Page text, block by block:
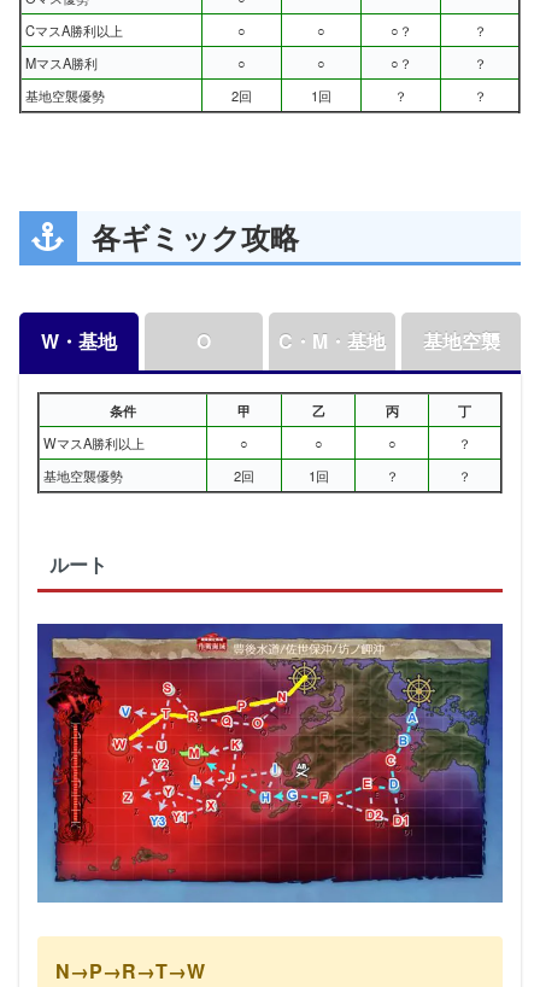
CマスA勝利以上
○ ○ ○？
？
MマスA勝利
○ ○ ○？
？
基地空襲優勢
2回 1回 ？ ？
各ギミック攻略
W・基地
条件 甲 乙 丙
丁
WマスA勝利以上
○ ○ ○
？
基地空襲優勢
2回 1回 ？ ？
ルート
N→P→R→T→W
O C・M・基地 基地空襲